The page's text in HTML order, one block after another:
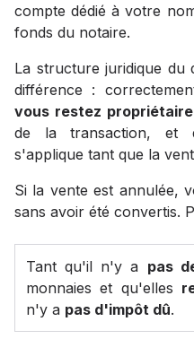
compte dédié à votre
fonds du notaire.
La structure juridique
différence :
vous restez
de la transaction, et
s'applique tant que la
Si la vente est annulée,
sans avoir été convertis.
Tant qu'il n'y a pas
monnaies et qu'elles
n'y a pas d'impôt dû.